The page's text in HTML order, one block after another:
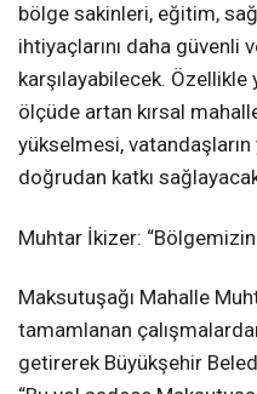
bölge sakinleri, eğitim,
ihtiyaçlarını daha güvenli
karşılayabilecek.
ölçüde artan kırsal
yükselmesi,
doğrudan katkı
Muhtar İkizer:
Maksutuşağı Mahalle
tamamlanan
getirerek Büyükşehir